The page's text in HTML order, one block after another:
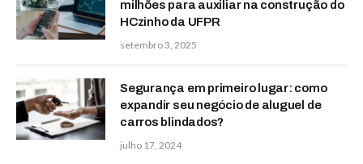
milhões para auxiliar na construção do
HCzinho da UFPR
setembro 3, 2025
Segurança em primeiro lugar: como
expandir seu negócio de aluguel de
carros blindados?
julho 17, 2024